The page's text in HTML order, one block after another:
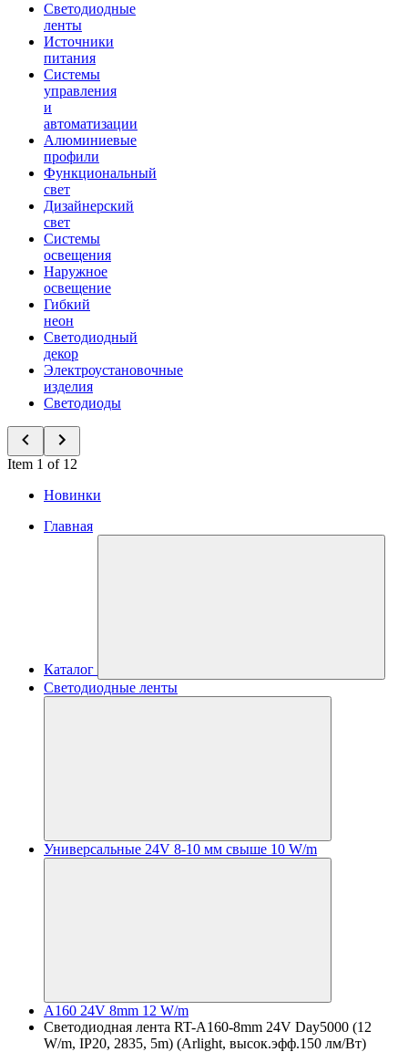
Светодиодные
ленты
Источники
питания
Системы
управления
и
автоматизации
Алюминиевые
профили
Функциональный
свет
Дизайнерский
свет
Системы
освещения
Наружное
освещение
Гибкий
неон
Светодиодный
декор
Электроустановочные
изделия
Светодиоды
Item 1 of 12
Новинки
Главная
Каталог
Светодиодные ленты
Универсальные 24V 8-10 мм свыше 10 W/m
A160 24V 8mm 12 W/m
Светодиодная лента RT-A160-8mm 24V Day5000 (12
W/m, IP20, 2835, 5m) (Arlight, высок.эфф.150 лм/Вт)